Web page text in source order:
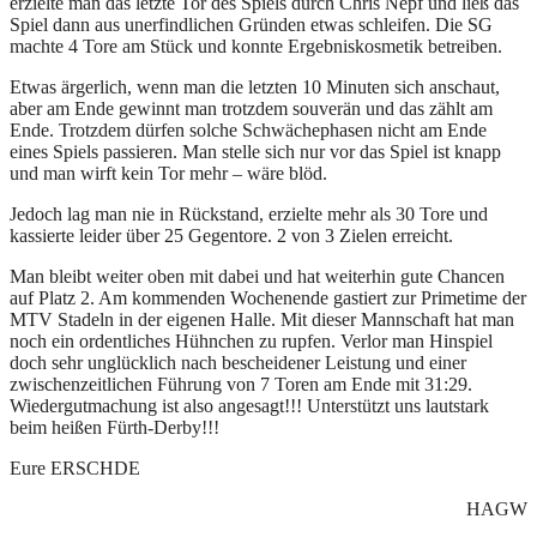
Spiel dann aus unerfindlichen Gründen etwas schleifen. Die SG
machte 4 Tore am Stück und konnte Ergebniskosmetik betreiben.
Etwas ärgerlich, wenn man die letzten 10 Minuten sich anschaut,
aber am Ende gewinnt man trotzdem souverän und das zählt am
Ende. Trotzdem dürfen solche Schwächephasen nicht am Ende
eines Spiels passieren. Man stelle sich nur vor das Spiel ist knapp
und man wirft kein Tor mehr – wäre blöd.
Jedoch lag man nie in Rückstand, erzielte mehr als 30 Tore und
kassierte leider über 25 Gegentore. 2 von 3 Zielen erreicht.
Man bleibt weiter oben mit dabei und hat weiterhin gute Chancen
auf Platz 2. Am kommenden Wochenende gastiert zur Primetime der
MTV Stadeln in der eigenen Halle. Mit dieser Mannschaft hat man
noch ein ordentliches Hühnchen zu rupfen. Verlor man Hinspiel
doch sehr unglücklich nach bescheidener Leistung und einer
zwischenzeitlichen Führung von 7 Toren am Ende mit 31:29.
Wiedergutmachung ist also angesagt!!! Unterstützt uns lautstark
beim heißen Fürth-Derby!!!
Eure ERSCHDE
HAGW